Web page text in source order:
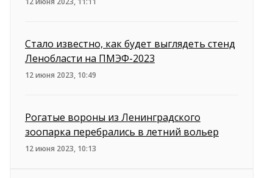
Стало известно, как будет выглядеть стенд
Ленобласти на ПМЭФ-2023
12 июня 2023, 10:49
Рогатые вороны из Ленинградского
зоопарка перебрались в летний вольер
12 июня 2023, 10:13